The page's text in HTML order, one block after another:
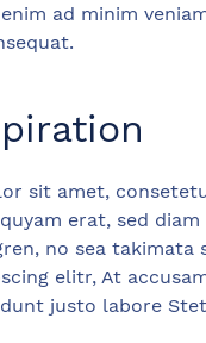
ad minim
sit amet,
erat, sed
no sea
elitr, At
justo labore